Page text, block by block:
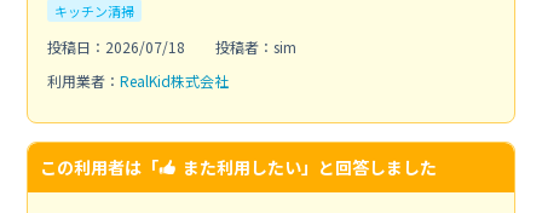
キッチン清掃
投稿日：2026/07/18
投稿者：sim
利用業者： RealKid株式会社
この利用者は「 また利用したい」と回答しました